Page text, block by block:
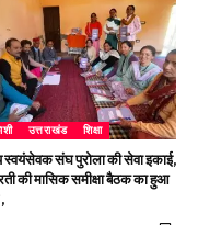
उत्तराखंड शिक्षा
स्वयंसेवक संघ पुरोला की सेवा इकाई,
की मासिक समीक्षा बैठक का हुआ